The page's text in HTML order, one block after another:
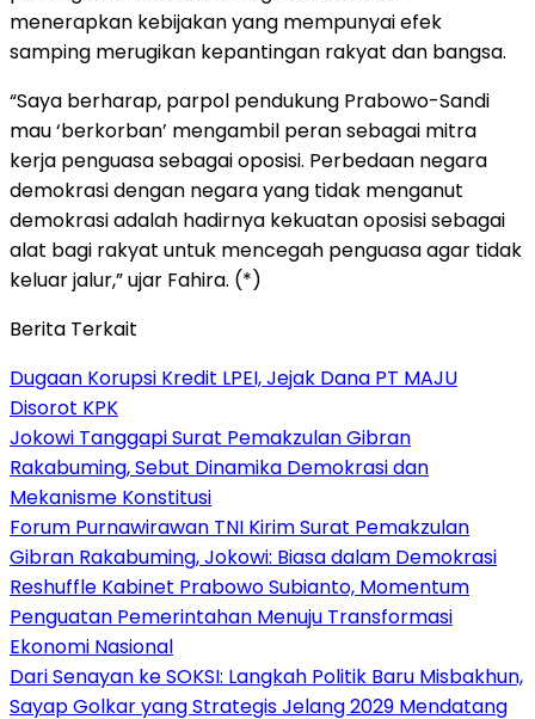
menerapkan kebijakan yang mempunyai efek
samping merugikan kepantingan rakyat dan bangsa.
“Saya berharap, parpol pendukung Prabowo-Sandi
mau ‘berkorban’ mengambil peran sebagai mitra
kerja penguasa sebagai oposisi. Perbedaan negara
demokrasi dengan negara yang tidak menganut
demokrasi adalah hadirnya kekuatan oposisi sebagai
alat bagi rakyat untuk mencegah penguasa agar tidak
keluar jalur,” ujar Fahira. (*)
Berita Terkait
Dugaan Korupsi Kredit LPEI, Jejak Dana PT MAJU
Disorot KPK
Jokowi Tanggapi Surat Pemakzulan Gibran
Rakabuming, Sebut Dinamika Demokrasi dan
Mekanisme Konstitusi
Forum Purnawirawan TNI Kirim Surat Pemakzulan
Gibran Rakabuming, Jokowi: Biasa dalam Demokrasi
Reshuffle Kabinet Prabowo Subianto, Momentum
Penguatan Pemerintahan Menuju Transformasi
Ekonomi Nasional
Dari Senayan ke SOKSI: Langkah Politik Baru Misbakhun,
Sayap Golkar yang Strategis Jelang 2029 Mendatang